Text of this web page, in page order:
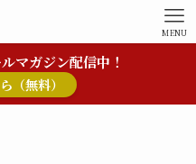
MENU
マガジン配信中！
（無料）